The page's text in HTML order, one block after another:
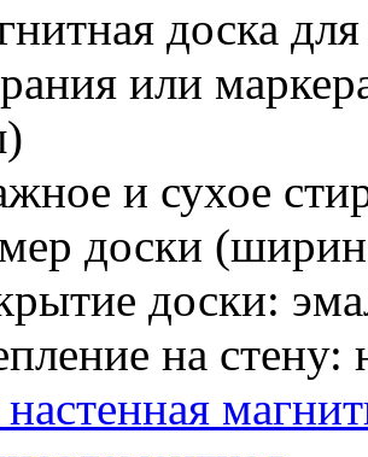
доска
или
и сухое
доски
доски:
на стену:
настенная